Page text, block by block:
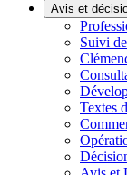
Avis et
Suivi
Textes